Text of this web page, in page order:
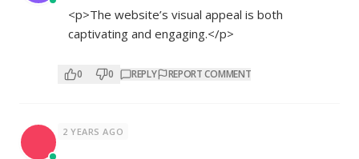
<p>The website’s visual appeal is both
captivating and engaging.</p>
0 0 REPLY REPORT COMMENT
2 YEARS AGO